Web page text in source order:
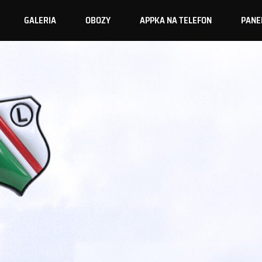
GALERIA OBOZY APPKA NA TELEFON